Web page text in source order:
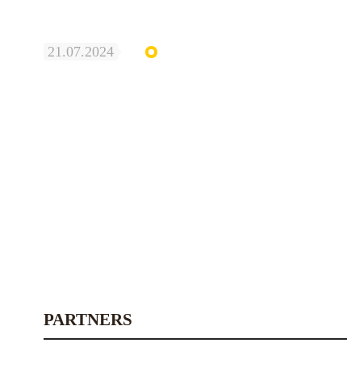
21.07.2024
PARTNERS